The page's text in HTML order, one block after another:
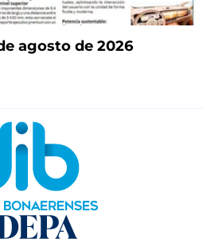
agosto de 2026